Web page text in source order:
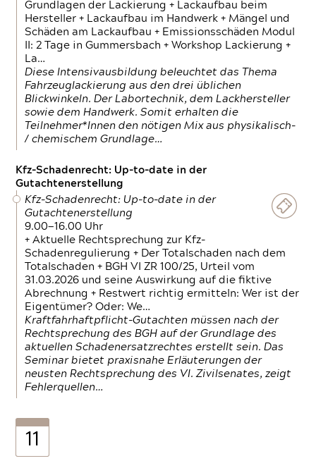
Grundlagen der Lackierung + Lackaufbau beim
Hersteller + Lackaufbau im Handwerk + Mängel und
Schäden am Lackaufbau + Emissionsschäden Modul
II: 2 Tage in Gummersbach + Workshop Lackierung +
La…
Diese Intensivausbildung beleuchtet das Thema
Fahrzeuglackierung aus den drei üblichen
Blickwinkeln. Der Labortechnik, dem Lackhersteller
sowie dem Handwerk. Somit erhalten die
Teilnehmer*Innen den nötigen Mix aus physikalisch-
/ chemischem Grundlage…
Kfz-Schadenrecht: Up-to-date in der
Gutachtenerstellung
Kfz-Schadenrecht: Up-to-date in der
Gutachtenerstellung
9.00—16.00 Uhr
+ Aktuelle Rechtsprechung zur Kfz-
Schadenregulierung + Der Totalschaden nach dem
Totalschaden + BGH VI ZR 100/25, Urteil vom
31.03.2026 und seine Auswirkung auf die fiktive
Abrechnung + Restwert richtig ermitteln: Wer ist der
Eigentümer? Oder: We…
Kraftfahrhaftpflicht-Gutachten müssen nach der
Rechtsprechung des BGH auf der Grundlage des
aktuellen Schadenersatzrechtes erstellt sein. Das
Seminar bietet praxisnahe Erläuterungen der
neusten Rechtsprechung des VI. Zivilsenates, zeigt
Fehlerquellen…
11